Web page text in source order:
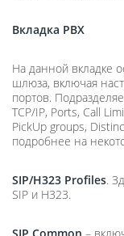
Вкладка PBX
На данной вкладке
шлюза, включая
портов.
TCP/IP, Ports, Call
PickUp groups,
подробнее на
SIP/H323 Profiles.
SIP и H323.